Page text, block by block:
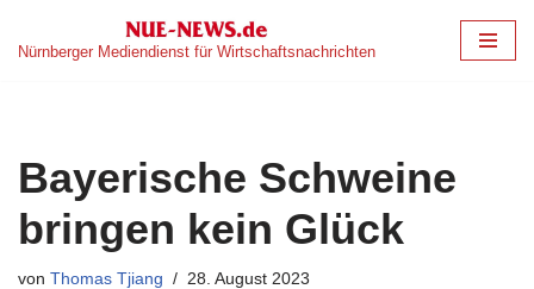
Zum
Nürnberger Mediendienst für Wirtschaftsnachrichten
Bayerische Schweine
bringen kein Glück
von Thomas Tjiang 28. August 2023